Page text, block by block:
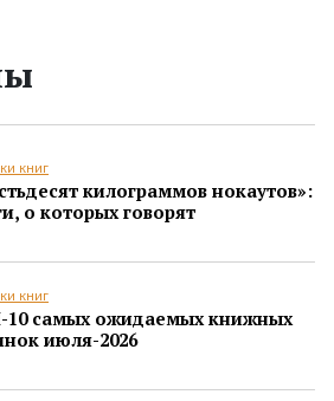
книг
килограммов нокаутов»:
о которых говорят
книг
самых ожидаемых книжных
июля-2026